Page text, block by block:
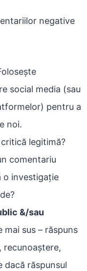
negative
social media (sau
pentru a
noi.
legitimă?
comentariu
o investigație
&/sau
mai sus – răspuns
recunoaștere,
dacă răspunsul